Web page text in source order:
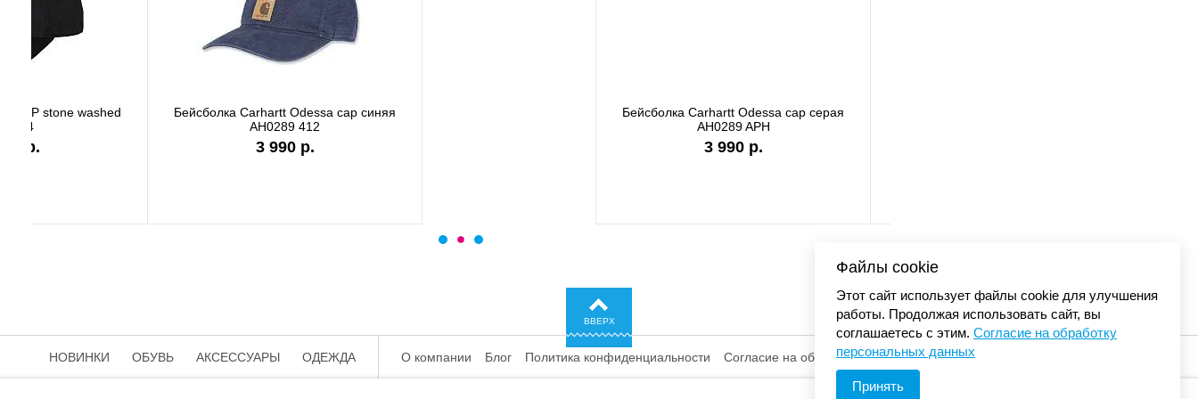
Бейсболка Carhartt Odessa cap серая
Бейсболка Carhartt WIP I028876 black
Бейсболка Carhartt DUNMORE BALL с
сеткой черный 101195 001
4 480 р.
ВВЕРХ
© «Элемент». 2013-2026 Все права защищены.
НОВИНКИ ОБУВЬ АКСЕССУАРЫ ОДЕЖДА О компании Блог Политика конфиденциальности Согласие на обработку
Файлы cookie
Этот сайт использует файлы cookie для улучшения
работы. Продолжая использовать сайт, вы
соглашаетесь с этим. Согласие на обработку
персональных данных
Принять